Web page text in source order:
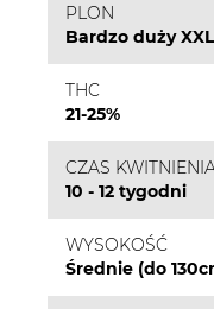
PLON
Bardzo duży
THC
21-25%
CZAS
10 - 12 tygodni
WYSOKOŚĆ
Średnie (do